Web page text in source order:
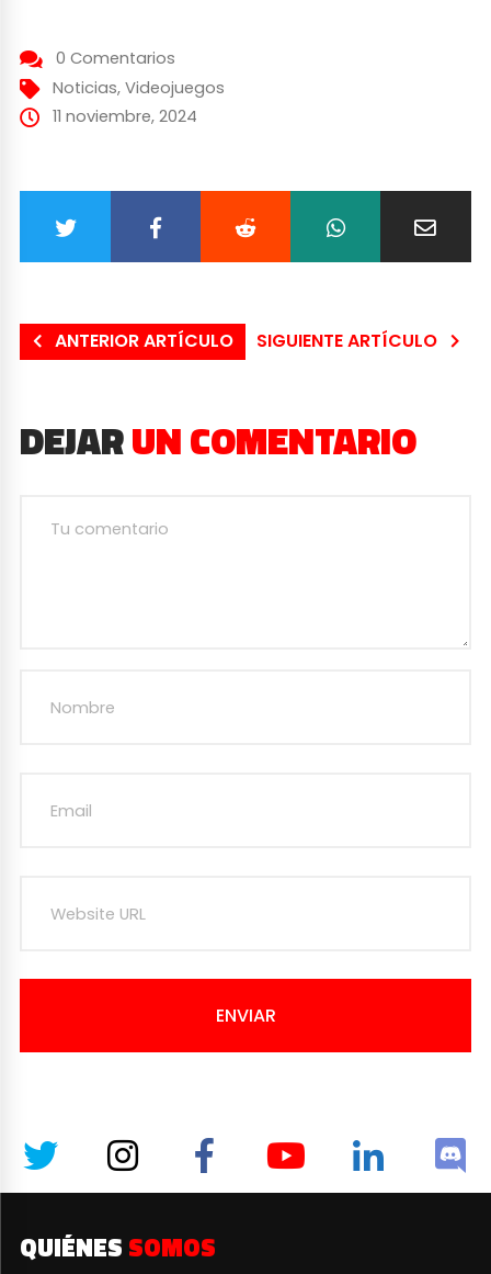
0 Comentarios
Noticias, Videojuegos
11 noviembre, 2024
ANTERIOR ARTÍCULO SIGUIENTE ARTÍCULO
DEJARUN COMENTARIO
ENVIAR
QUIÉNES SOMOS